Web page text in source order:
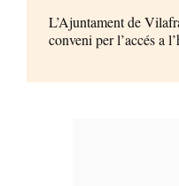
L’Ajuntament de
conveni per l’accés a